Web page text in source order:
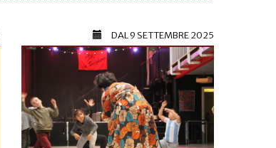
DAL9 SETTEMBRE 2025